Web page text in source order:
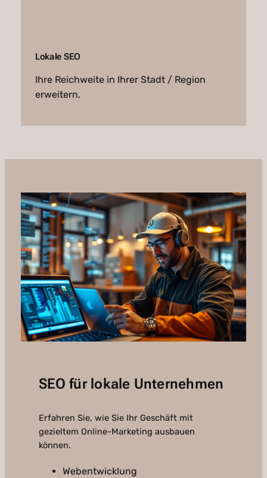
Lokale SEO
Ihre Reichweite in Ihrer Stadt / Region
erweitern.
SEO für lokale Unternehmen
Erfahren Sie, wie Sie Ihr Geschäft mit
gezieltem Online-Marketing ausbauen
können.
Webentwicklung